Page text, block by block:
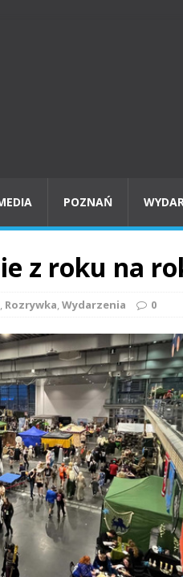
POZNAŃ
z roku na
, Rozrywka,Wydarzenia 0